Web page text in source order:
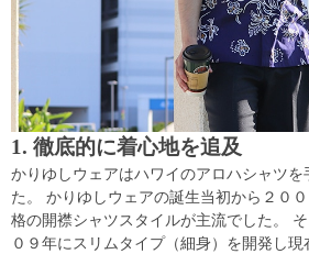
1. 徹底的に着心地を追及
かりゆしウェアはハワイのアロハシャツを
た。 かりゆしウェアの誕生当初から２０
格の開襟シャツスタイルが主流でした。
０９年にスリムタイプ（細身）を開発し